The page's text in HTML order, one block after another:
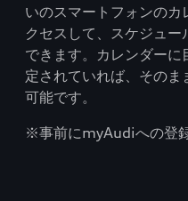
いのスマートフォンの
クセスして、スケジュ
できます。カレンダー
定されていれば、そのま
可能です。
※事前にmyAudiへの登